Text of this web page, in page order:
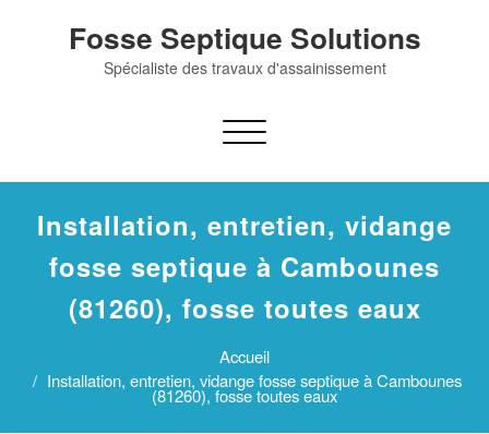
Fosse Septique Solutions
Spécialiste des travaux d'assainissement
Afficher/masquer
navigation
Installation, entretien, vidange
fosse septique à Cambounes
(81260), fosse toutes eaux
Accueil
Installation, entretien, vidange fosse septique à Cambounes
(81260), fosse toutes eaux